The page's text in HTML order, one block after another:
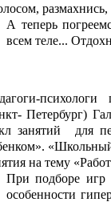
А теперь
всем теле...
Петербург)
занятий для
на тему
При подборе игр
особенности